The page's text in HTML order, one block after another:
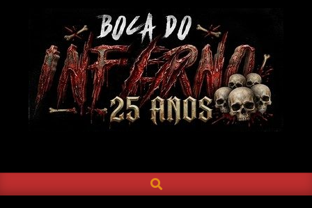
DO
INFERNO
Navigation
SEARCH